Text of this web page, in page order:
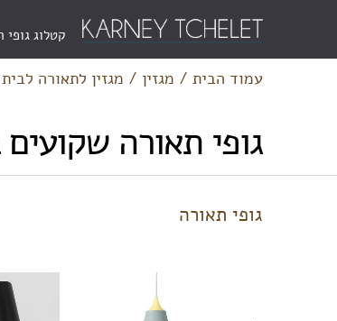
Menu
Bar
קטלוג גופי
עמוד הבית / מגזין / מגזין לתאורה לבית
גופי תאורה
גופי תאורה